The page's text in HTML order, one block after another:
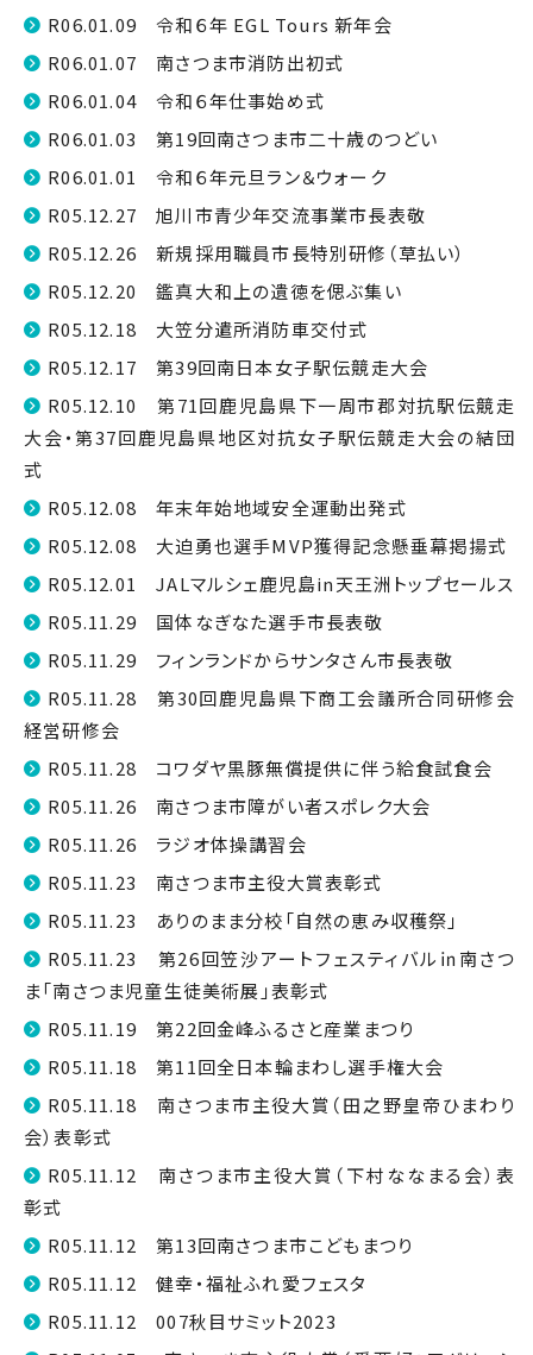
R06.01.09 令和６年 EGL Tours 新年会
R06.01.07 南さつま市消防出初式
R06.01.04 令和６年仕事始め式
R06.01.03 第19回南さつま市二十歳のつどい
R06.01.01 令和６年元旦ラン＆ウォーク
R05.12.27 旭川市青少年交流事業市長表敬
R05.12.26 新規採用職員市長特別研修（草払い）
R05.12.20 鑑真大和上の遺徳を偲ぶ集い
R05.12.18 大笠分遣所消防車交付式
R05.12.17 第39回南日本女子駅伝競走大会
R05.12.10 第71回鹿児島県下一周市郡対抗駅伝競走
大会・第37回鹿児島県地区対抗女子駅伝競走大会の結団
式
R05.12.08 年末年始地域安全運動出発式
R05.12.08 大迫勇也選手MVP獲得記念懸垂幕掲揚式
R05.12.01 JALマルシェ鹿児島in天王洲トップセールス
R05.11.29 国体なぎなた選手市長表敬
R05.11.29 フィンランドからサンタさん市長表敬
R05.11.28 第30回鹿児島県下商工会議所合同研修会
経営研修会
R05.11.28 コワダヤ黒豚無償提供に伴う給食試食会
R05.11.26 南さつま市障がい者スポレク大会
R05.11.26 ラジオ体操講習会
R05.11.23 南さつま市主役大賞表彰式
R05.11.23 ありのまま分校「自然の恵み収穫祭」
R05.11.23 第26回笠沙アートフェスティバル㏌南さつ
ま「南さつま児童生徒美術展」表彰式
R05.11.19 第22回金峰ふるさと産業まつり
R05.11.18 第11回全日本輪まわし選手権大会
R05.11.18 南さつま市主役大賞（田之野皇帝ひまわり
会）表彰式
R05.11.12 南さつま市主役大賞（下村ななまる会）表
彰式
R05.11.12 第13回南さつま市こどもまつり
R05.11.12 健幸・福祉ふれ愛フェスタ
R05.11.12 007秋目サミット2023